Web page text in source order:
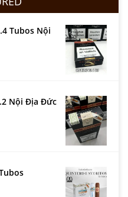
Tubos Nội
Nội Địa Đức